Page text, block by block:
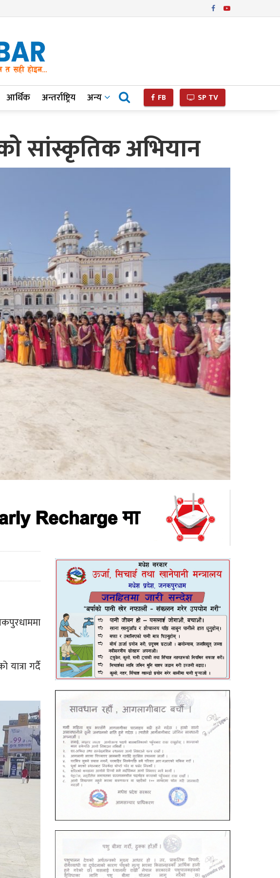
आर्थिक अन्तर्राष्ट्रिय अन्य FB SP TV
सांस्कृतिक अभियान
गर्दै